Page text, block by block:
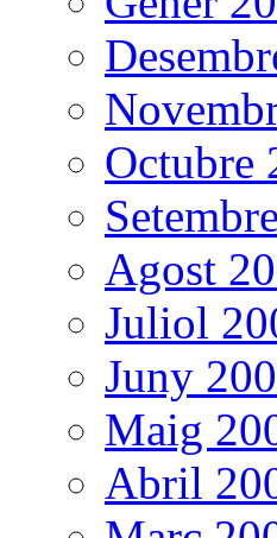
Octubre
Agost
Juliol
Juny
Maig
Abril